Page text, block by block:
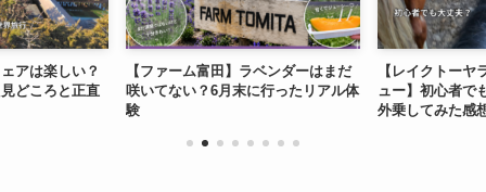
アは楽しい？
どころと正直
【ファーム富田】ラベンダーはまだ
咲いてない？6月末に行ったリアル体
験
【レイクトーヤ
ュー】初心者で
外乗してみた感